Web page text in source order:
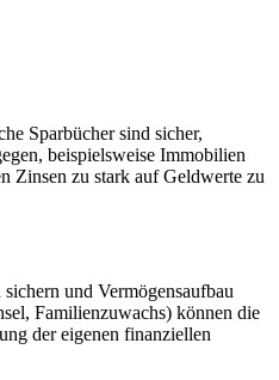
Sparbücher sind sicher,
beispielsweise Immobilien
Zinsen zu stark auf Geldwerte zu
und Vermögensaufbau
Familienzuwachs) können die
der eigenen finanziellen